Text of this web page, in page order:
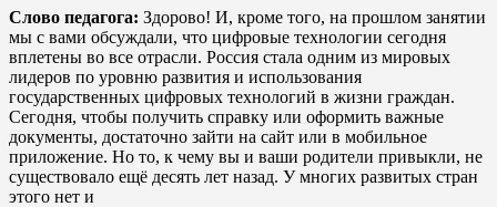
Слово педагога: Здорово! И, кроме того, на прошлом занятии
мы с вами обсуждали, что цифровые технологии сегодня
вплетены во все отрасли. Россия стала одним из мировых
лидеров по уровню развития и использования
государственных цифровых технологий в жизни граждан.
Сегодня, чтобы получить справку или оформить важные
документы, достаточно зайти на сайт или в мобильное
приложение. Но то, к чему вы и ваши родители привыкли, не
существовало ещё десять лет назад. У многих развитых стран
этого нет и